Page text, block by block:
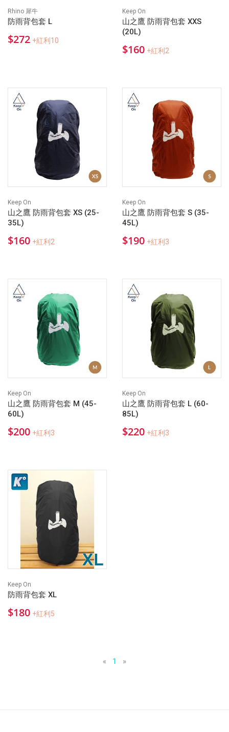
Rhino 犀牛
防雨背包套 L
$272 +紅利10
Keep On
山之鷹 防雨背包套 XXS
(20L)
$160 +紅利2
Keep On
山之鷹 防雨背包套 XS (25-
35L)
$160 +紅利2
Keep On
山之鷹 防雨背包套 S (35-
45L)
$190 +紅利3
Keep On
山之鷹 防雨背包套 M (45-
60L)
$200 +紅利3
Keep On
山之鷹 防雨背包套 L (60-
85L)
$220 +紅利3
Keep On
防雨背包套 XL
$180 +紅利5
« 1 »